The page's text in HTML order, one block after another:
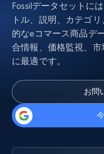
Fossilデータセットに
トル、説明、カテゴ
的なeコマース商品デ
合情報、価格監視、
に最適です。
お問